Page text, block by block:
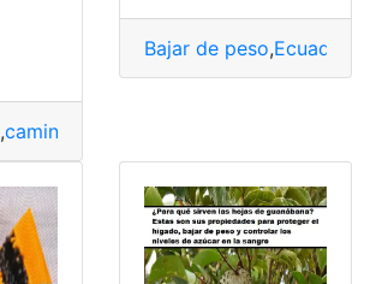
,caminar
Bajar de peso,Ecuador